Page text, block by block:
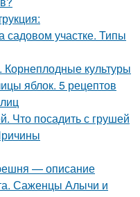
садовом участке. Типы
культуры
яблок. 5 рецептов
Что посадить с грушей
— описание
Саженцы Алычи и